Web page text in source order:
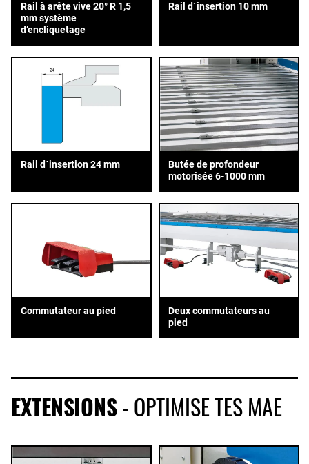
Rail à arête vive 20° R 1,5
mm système
d’encliquetage
Rail d´insertion 10 mm
Rail d´insertion 24 mm
Butée de profondeur
motorisée 6-1000 mm
Commutateur au pied
Deux commutateurs au
pied
EXTENSIONS- OPTIMISE TES MAE